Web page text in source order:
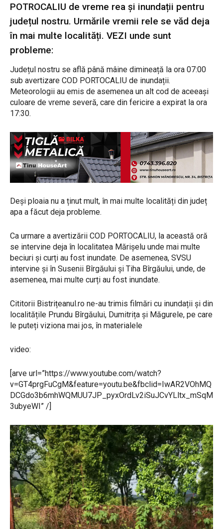
POTROCALIU de vreme rea și inundații pentru
județul nostru. Urmările vremii rele se văd deja
în mai multe localități. VEZI unde sunt
probleme:
Județul nostru se află până mâine dimineață la ora 07:00
sub avertizare COD PORTOCALIU de inundații.
Meteorologii au emis de asemenea un alt cod de aceeași
culoare de vreme severă, care din fericire a expirat la ora
17:30.
Deși ploaia nu a ținut mult, în mai multe localități din județ
apa a făcut deja probleme.
Ca urmare a avertizării COD PORTOCALIU, la această oră
se intervine deja în localitatea Mărișelu unde mai multe
beciuri și curți au fost inundate. De asemenea, SVSU
intervine și în Susenii Bîrgăului și Tiha Bîrgăului, unde, de
asemenea, mai multe curți au fost inundate.
Cititorii Bistrițeanul.ro ne-au trimis filmări cu inundații și din
localitățile Prundu Bîrgăului, Dumitrița și Măgurele, pe care
le puteți viziona mai jos, în materialele
video:
[arve url=”https://www.youtube.com/watch?
v=GT4prgFuCgM&feature=youtu.be&fbclid=IwAR2VOhMQ
DCGdo3b6mhWQMUU7JP_pyxOrdLv2iSuJCvYLltx_mSqM
3ubyeWI” /]
P
l
a
y
e
r
v
i
d